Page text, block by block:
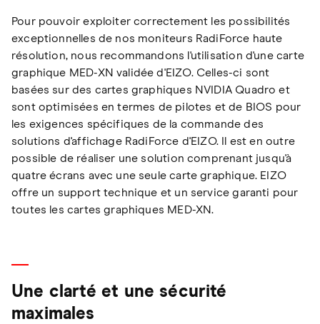
Pour pouvoir exploiter correctement les possibilités
exceptionnelles de nos moniteurs RadiForce haute
résolution, nous recommandons l'utilisation d'une carte
graphique MED-XN validée d'EIZO. Celles-ci sont
basées sur des cartes graphiques NVIDIA Quadro et
sont optimisées en termes de pilotes et de BIOS pour
les exigences spécifiques de la commande des
solutions d'affichage RadiForce d'EIZO. Il est en outre
possible de réaliser une solution comprenant jusqu'à
quatre écrans avec une seule carte graphique. EIZO
offre un support technique et un service garanti pour
toutes les cartes graphiques MED-XN.
Une clarté et une sécurité
maximales